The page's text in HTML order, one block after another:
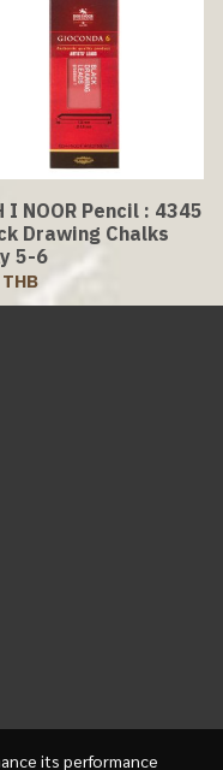
I NOOR Pencil : 4345
Drawing Chalks
5-6
its performance